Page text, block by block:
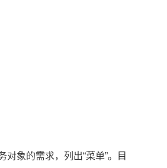
象的需求，列出“菜单”。目